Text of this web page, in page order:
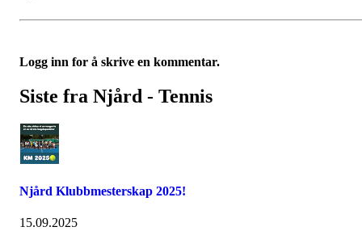
Logg inn for å skrive en kommentar.
Siste fra Njård - Tennis
Njård Klubbmesterskap 2025!
15.09.2025